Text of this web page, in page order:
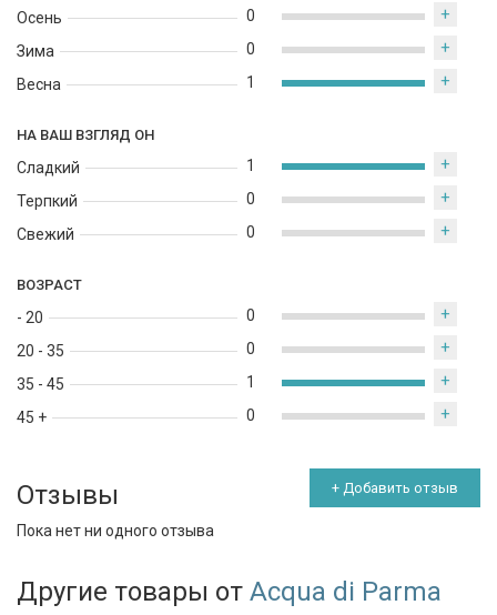
Осень
Зима
Весна
0 +
0 +
1 +
НА ВАШ ВЗГЛЯД ОН
Сладкий
Терпкий
Свежий
1 +
0 +
0 +
ВОЗРАСТ
- 20
20 - 35
35 - 45
45 +
0 +
0 +
1 +
0 +
Отзывы + Добавить отзыв
Пока нет ни одного отзыва
Другие товары от Acqua di Parma